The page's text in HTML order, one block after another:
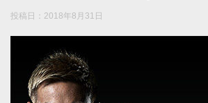
投稿日： 2018年8月31日